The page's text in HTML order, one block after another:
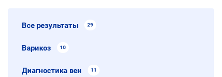
Все результаты 29
Варикоз 10
Диагностика вен 11